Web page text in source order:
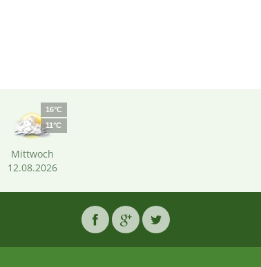
16°C
11°C
Mittwoch
12.08.2026